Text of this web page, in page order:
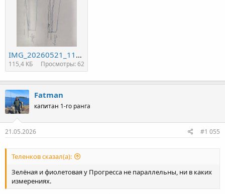
IMG_20260521_111415.jpg
115,4 КБ Просмотры: 62
Fatman
капитан 1-го ранга
21.05.2026 #1 055
Теленков сказал(а):
Зелёная и фиолетовая у Прогресса не параллельны, ни в каких
измерениях.